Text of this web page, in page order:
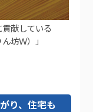
献している
坊Ｗ）」
り、住宅も